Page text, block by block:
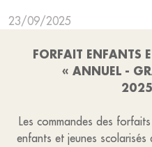
23/09/2025
FORFAIT ENFANTS
« ANNUEL -
Les commandes des
enfants et jeunes